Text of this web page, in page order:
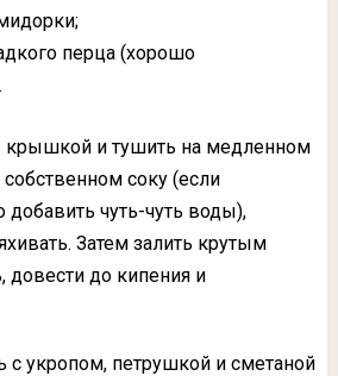
перца (хорошо
и тушить на медленном
соку (если
чуть-чуть воды),
Затем залить крутым
довести до кипения и
с укропом, петрушкой и сметаной